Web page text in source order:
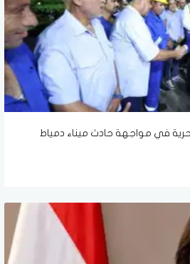
في مواجهة حادث ميناء دمياط